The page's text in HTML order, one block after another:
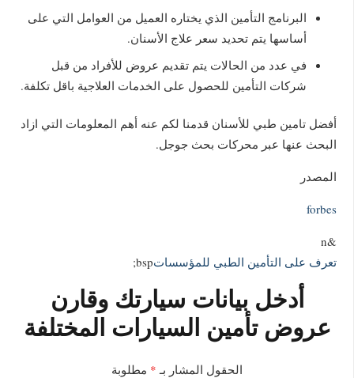
البرنامج التأمين الذي يختاره العميل من العوامل التي على
أساسها يتم تحديد سعر علاج الأسنان.
في عدد من الحالات يتم تقديم عروض للأفراد من قبل
شركات التأمين للحصول على الخدمات العلاجية باقل تكلفة.
أفضل تامين طبي للأسنان قدمنا لكم عنه أهم المعلومات التي ازاد
البحث عنها عبر محركات بحث جوجل.
المصدر
forbes
&n
تعرف على التأمين الطبي للمؤسساتbsp;
أدخل بيانات سيارتك وقارن
عروض تأمين السيارات المختلفة
الحقول المشار بـ * مطلوبة